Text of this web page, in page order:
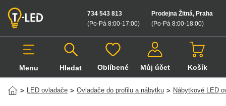
Prodejna Žitná, Praha
(Po-Pá 8:00-18:00)
734 543 813
(Po-Pá 8:00-17:00)
Menu Hledat
Hledat v produktech
Oblíbené Můj účet Košík
> LED ovladače > Ovladače do profilu a nábytku > Nábytkové LED